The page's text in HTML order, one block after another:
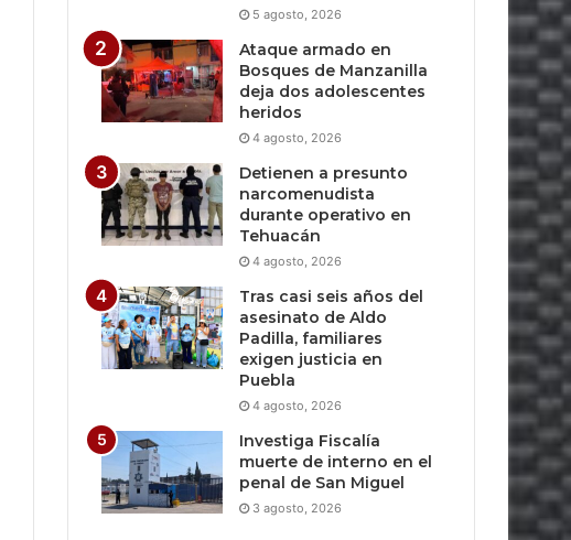
5 agosto, 2026
Ataque armado en
Bosques de Manzanilla
deja dos adolescentes
heridos
4 agosto, 2026
Detienen a presunto
narcomenudista
durante operativo en
Tehuacán
4 agosto, 2026
Tras casi seis años del
asesinato de Aldo
Padilla, familiares
exigen justicia en
Puebla
4 agosto, 2026
Investiga Fiscalía
muerte de interno en el
penal de San Miguel
3 agosto, 2026